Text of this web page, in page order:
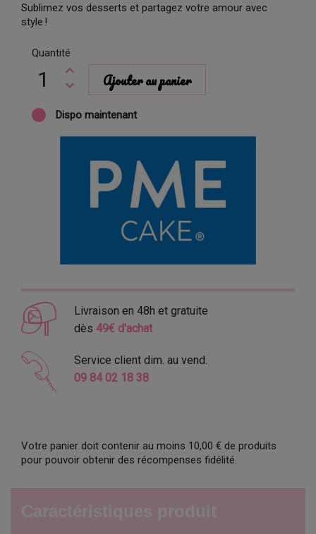
Sublimez vos desserts et partagez votre amour avec
style !
Quantité
Ajouter au panier
Dispo maintenant
Livraison en 48h et gratuite
dès 49€ d'achat
Service client dim. au vend.
09 84 02 18 38
Votre panier doit contenir au moins 10,00 € de produits
pour pouvoir obtenir des récompenses fidélité.